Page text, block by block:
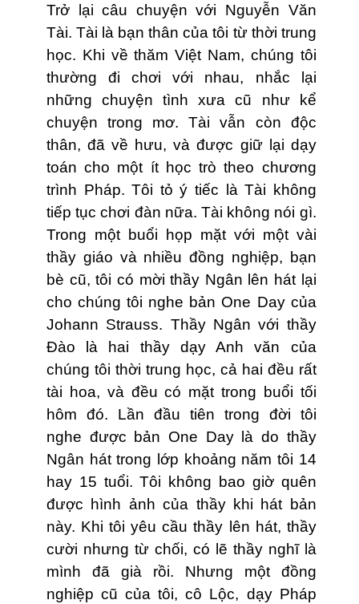
Trở lại câu chuyện với Nguyễn Văn
Tài. Tài là bạn thân của tôi từ thời trung
học. Khi về thăm Việt Nam, chúng tôi
thường đi chơi với nhau, nhắc lại
những chuyện tình xưa cũ như kể
chuyện trong mơ. Tài vẫn còn độc
thân, đã về hưu, và được giữ lại dạy
toán cho một ít học trò theo chương
trình Pháp. Tôi tỏ ý tiếc là Tài không
tiếp tục chơi đàn nữa. Tài không nói gì.
Trong một buổi họp mặt với một vài
thầy giáo và nhiều đồng nghiệp, bạn
bè cũ, tôi có mời thầy Ngân lên hát lại
cho chúng tôi nghe bản One Day của
Johann Strauss. Thầy Ngân với thầy
Ðào là hai thầy dạy Anh văn của
chúng tôi thời trung học, cả hai đều rất
tài hoa, và đều có mặt trong buổi tối
hôm đó. Lần đầu tiên trong đời tôi
nghe được bản One Day là do thầy
Ngân hát trong lớp khoảng năm tôi 14
hay 15 tuổi. Tôi không bao giờ quên
được hình ảnh của thầy khi hát bản
này. Khi tôi yêu cầu thầy lên hát, thầy
cười nhưng từ chối, có lẽ thầy nghĩ là
mình đã già rồi. Nhưng một đồng
nghiệp cũ của tôi, cô Lộc, dạy Pháp